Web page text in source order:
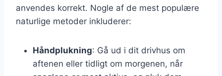
anvendes korrekt. Nogle af de mest populære
naturlige metoder inkluderer:
Håndplukning: Gå ud i dit drivhus om
aftenen eller tidligt om morgenen, når